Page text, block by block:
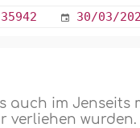
30/03/
auch im Jenseits
verliehen wurden.